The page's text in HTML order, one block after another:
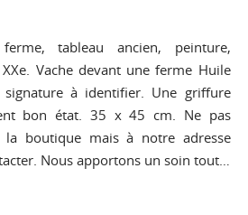
tableau ancien, peinture,
Vache devant une ferme Huile
à identifier. Une griffure
bon état. 35 x 45 cm. Ne pas
boutique mais à notre adresse
Nous apportons un soin tout…